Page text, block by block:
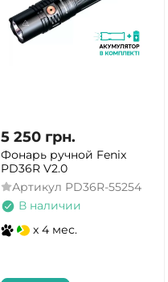
5 250 грн.
Фонарь ручной Fenix
PD36R V2.0
Артикул PD36R-55254
В наличии
x 4 мес.